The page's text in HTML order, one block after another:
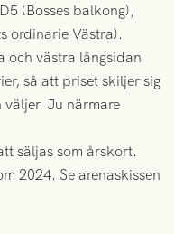
(Bosses balkong),
ordinarie Västra).
och västra långsidan
så att priset skiljer sig
Ju närmare
säljas som årskort.
2024. Se arenaskissen